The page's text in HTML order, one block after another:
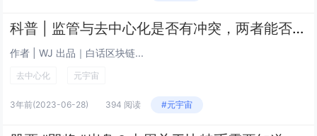
科普 | 监管与去中心化是否有冲突，两者能否共存？
作者 | WJ 出品｜白话区块链...
去中心化 元宇宙
3年前(2023-06-28) 394 阅读 #元宇宙